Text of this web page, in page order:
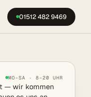
01512 482 9469
MO–SA · 8–20 UHR
— wir kommen